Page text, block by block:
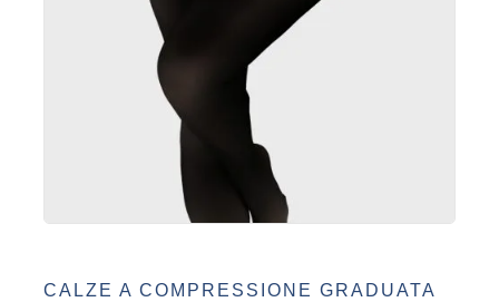
CALZE A COMPRESSIONE GRADUATA